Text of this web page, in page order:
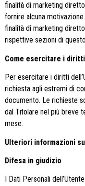
finalità di marketing
fornire alcuna
finalità di marketing
rispettive sezioni di
Come esercitare i diritti
Per esercitare i diritti
richiesta agli estremi di
documento. Le richieste
dal Titolare nel più breve
mese.
Ulteriori informazioni
Difesa in giudizio
I Dati Personali